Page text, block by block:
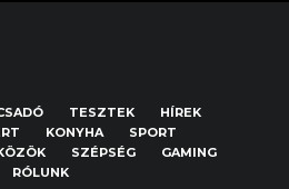
TESZTEK
HÍREK
KONYHA
SPORT
SZÉPSÉG
GAMING
RÓLUNK